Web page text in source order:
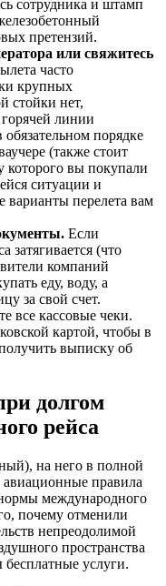
сотрудника и штамп
претензий.
или свяжитесь
часто
крупных
стойки нет,
линии
порядке
(также стоит
которого вы покупали
ситуации и
варианты перелета вам
Если
затягивается (что
компаний
еду, воду, а
за свой счет.
все кассовые чеки.
картой, чтобы в
выписку об
долгом
рейса
на него в полной
авиационные правила
международного
почему отменили
непреодолимой
пространства
услуги.